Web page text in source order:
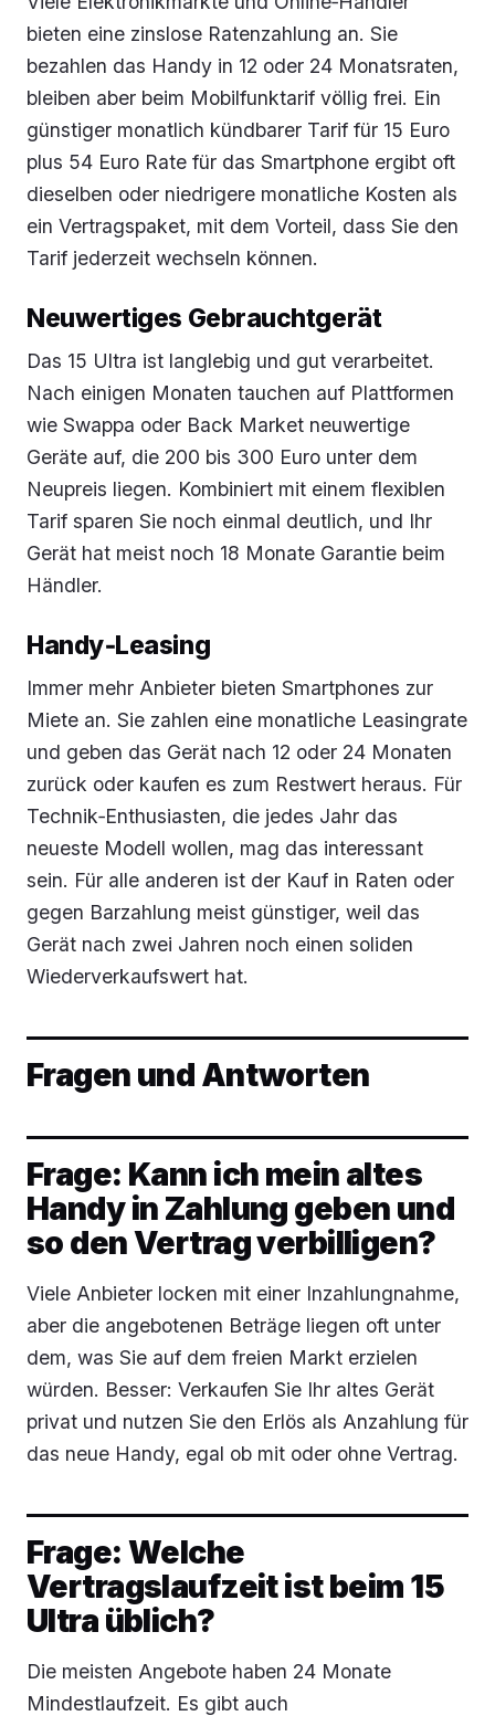
bieten eine zinslose Ratenzahlung an. Sie
bezahlen das Handy in 12 oder 24 Monatsraten,
bleiben aber beim Mobilfunktarif völlig frei. Ein
günstiger monatlich kündbarer Tarif für 15 Euro
plus 54 Euro Rate für das Smartphone ergibt oft
dieselben oder niedrigere monatliche Kosten als
ein Vertragspaket, mit dem Vorteil, dass Sie den
Tarif jederzeit wechseln können.
Neuwertiges Gebrauchtgerät
Das 15 Ultra ist langlebig und gut verarbeitet.
Nach einigen Monaten tauchen auf Plattformen
wie Swappa oder Back Market neuwertige
Geräte auf, die 200 bis 300 Euro unter dem
Neupreis liegen. Kombiniert mit einem flexiblen
Tarif sparen Sie noch einmal deutlich, und Ihr
Gerät hat meist noch 18 Monate Garantie beim
Händler.
Handy‑Leasing
Immer mehr Anbieter bieten Smartphones zur
Miete an. Sie zahlen eine monatliche Leasingrate
und geben das Gerät nach 12 oder 24 Monaten
zurück oder kaufen es zum Restwert heraus. Für
Technik‑Enthusiasten, die jedes Jahr das
neueste Modell wollen, mag das interessant
sein. Für alle anderen ist der Kauf in Raten oder
gegen Barzahlung meist günstiger, weil das
Gerät nach zwei Jahren noch einen soliden
Wiederverkaufswert hat.
Fragen und Antworten
Frage: Kann ich mein altes
Handy in Zahlung geben und
so den Vertrag verbilligen?
Viele Anbieter locken mit einer Inzahlungnahme,
aber die angebotenen Beträge liegen oft unter
dem, was Sie auf dem freien Markt erzielen
würden. Besser: Verkaufen Sie Ihr altes Gerät
privat und nutzen Sie den Erlös als Anzahlung für
das neue Handy, egal ob mit oder ohne Vertrag.
Frage: Welche
Vertragslaufzeit ist beim 15
Ultra üblich?
Die meisten Angebote haben 24 Monate
Mindestlaufzeit. Es gibt auch